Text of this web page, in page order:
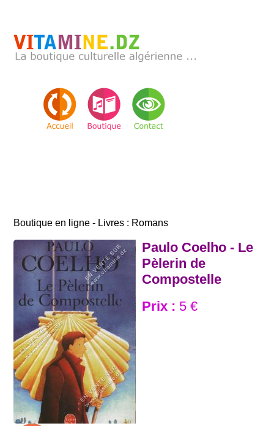
Boutique en ligne - Livres : Romans
Paulo Coelho - Le
Pèlerin de
Compostelle
Prix : 5 €